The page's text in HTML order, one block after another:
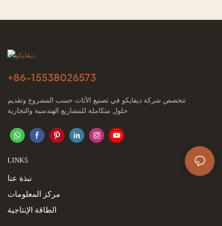
+86-15538026573
تتخصص شركة ديفايكو في تصنيع الأثاث حسب المشروع وتقديم
حلول متكاملة للمشاريع الهندسية والتجارية
LINKS
نبذة عنا
مركز المعلومات
الطاقة الإنتاجية